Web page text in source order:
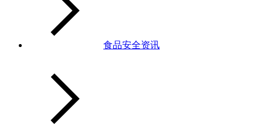
食品安全资讯